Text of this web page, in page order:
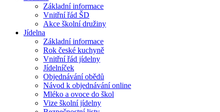
Základní informace
Vnitřní řád ŠD
Akce školní družiny
Jídelna
Základní informace
Rok české kuchyně
Vnitřní řád jídelny
Jídelníček
Objednávání obědů
Návod k objednávání online
Mléko a ovoce do škol
Vize školní jídelny